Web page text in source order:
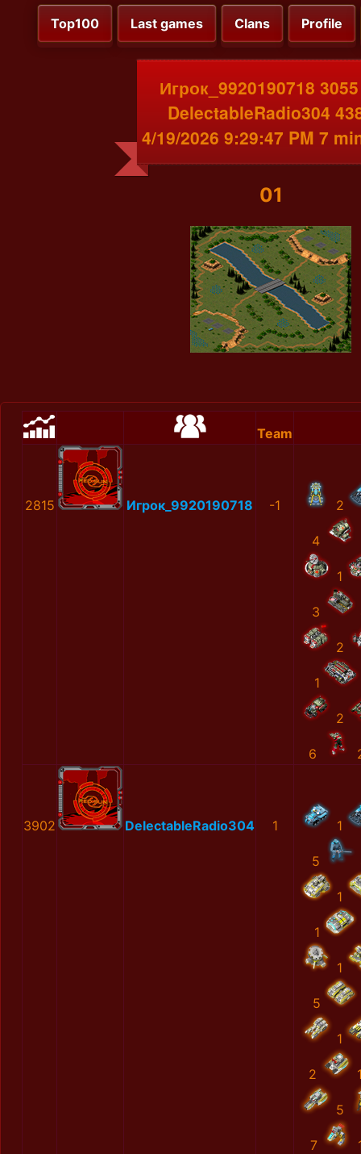
Top100 Last games Clans Profile
Игрок_9920190718
DelectableRadio304
4/19/2026 9:29:47 PM 7
01
Team
2815 Игрок_9920190718 -1 2
4
1
3
2
1
2
6
3902 DelectableRadio304 1 1
5
1
1
1
5
1
2
5
7